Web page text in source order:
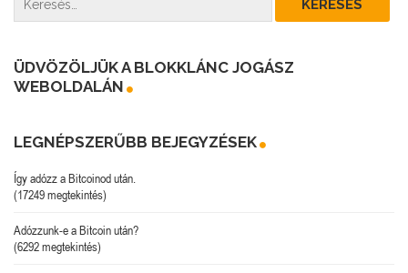
ÜDVÖZÖLJÜK A BLOKKLÁNC JOGÁSZ
WEBOLDALÁN
LEGNÉPSZERŰBB BEJEGYZÉSEK
Így adózz a Bitcoinod után.
(17249 megtekintés)
Adózzunk-e a Bitcoin után?
(6292 megtekintés)